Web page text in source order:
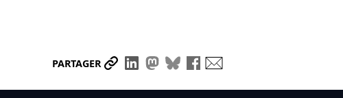
PARTAGER Partager le lien
Partager sur LinkedIn
Partager sur Mastodon
Partager sur Bluesky
Partager sur Facebook